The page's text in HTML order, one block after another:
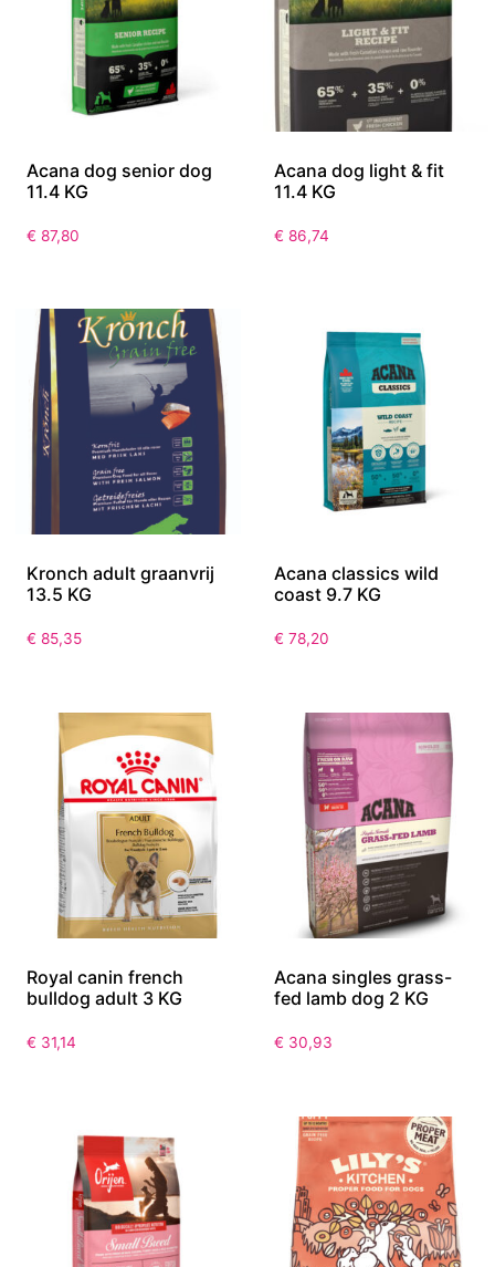
Acana dog senior dog
11.4 KG
€ 87,80
Acana dog light & fit
11.4 KG
€ 86,74
Kronch adult graanvrij
13.5 KG
€ 85,35
Acana classics wild
coast 9.7 KG
€ 78,20
Royal canin french
bulldog adult 3 KG
€ 31,14
Acana singles grass-
fed lamb dog 2 KG
€ 30,93